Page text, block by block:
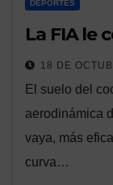
DEPORTES
La FIA le
18 DE
El suelo del
aerodinámica
vaya, más
curva…